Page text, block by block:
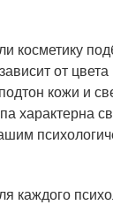
косметику
от
кожи и
характерна
каждого